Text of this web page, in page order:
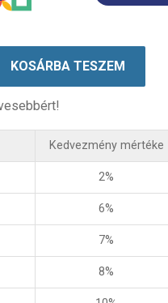
KOSÁRBA TESZEM
Kedvezmény mértéke
2%
6%
7%
8%